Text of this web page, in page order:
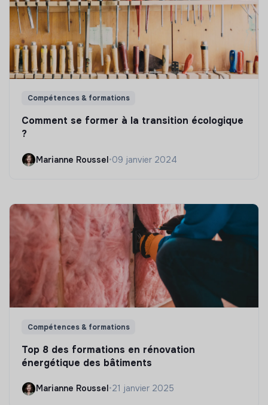
Compétences & formations
Comment se former à la transition écologique
?
Marianne Roussel•09 janvier 2024
Compétences & formations
Top 8 des formations en rénovation
énergétique des bâtiments
Marianne Roussel•21 janvier 2025